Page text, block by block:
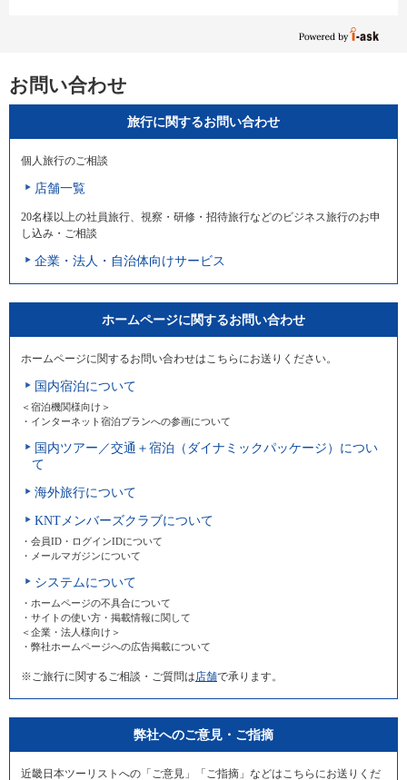
お問い合わせ
旅行に関するお問い合わせ
個人旅行のご相談
店舗一覧
20名様以上の社員旅行、視察・研修・招待旅行などのビジネス旅行のお申
し込み・ご相談
企業・法人・自治体向けサービス
ホームページに関するお問い合わせ
ホームページに関するお問い合わせはこちらにお送りください。
国内宿泊について
＜宿泊機関様向け＞
・インターネット宿泊プランへの参画について
国内ツアー／交通＋宿泊（ダイナミックパッケージ）につい
て
海外旅行について
KNTメンバーズクラブについて
・会員ID・ログインIDについて
・メールマガジンについて
システムについて
・ホームページの不具合について
・サイトの使い方・掲載情報に関して
＜企業・法人様向け＞
・弊社ホームページへの広告掲載について
※ご旅行に関するご相談・ご質問は 店舗で承ります。
弊社へのご意見・ご指摘
近畿日本ツーリストへの「ご意見」「ご指摘」などはこちらにお送りくだ